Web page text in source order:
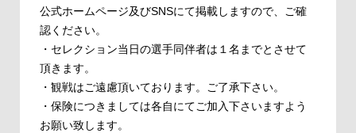
公式ホームページ及びSNSにて掲載しますので、ご確
認ください。
・セレクション当日の選手同伴者は１名までとさせて
頂きます。
・観戦はご遠慮頂いております。ご了承下さい。
・保険につきましては各自にてご加入下さいますよう
お願い致します。